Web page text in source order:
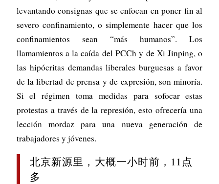
levantando consignas que se enfocan en poner fin al
severo confinamiento, o simplemente hacer que los
confinamientos sean “más humanos”. Los
llamamientos a la caída del PCCh y de Xi Jinping, o
las hipócritas demandas liberales burguesas a favor
de la libertad de prensa y de expresión, son minoría.
Si el régimen toma medidas para sofocar estas
protestas a través de la represión, esto ofrecería una
lección mordaz para una nueva generación de
trabajadores y jóvenes.
北京新源里，大概一小时前，11点
多